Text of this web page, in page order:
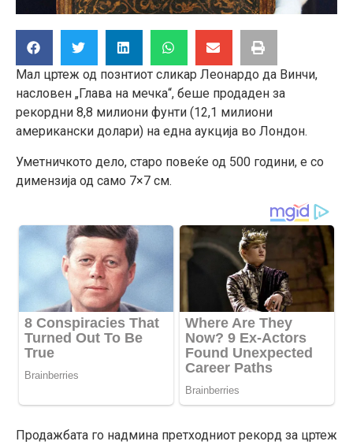
Мал цртеж од познтиот сликар Леонардо да Винчи,
насловен „Глава на мечка“, беше продаден за
рекордни 8,8 милиони фунти (12,1 милиони
американски долари) на една аукција во Лондон.
Уметничкото дело, старо повеќе од 500 години, е со
димензија од само 7×7 см.
Продажбата го надмина претходниот рекорд за цртеж